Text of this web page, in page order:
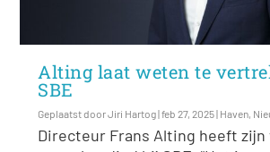
Alting laat weten te
SBE
Geplaatst doorJiri Hartog|feb 27, 2025| Haven
Directeur Frans Alting heeft